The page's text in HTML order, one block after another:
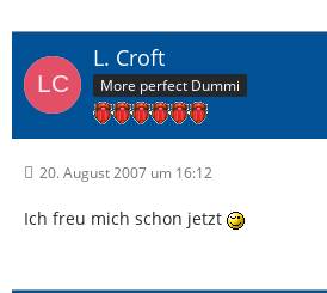
L. Croft
More perfect Dummi
20. August 2007 um 16:12
Ich freu mich schon jetzt